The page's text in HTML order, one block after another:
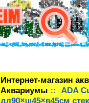
Интернет-магазин
Аквариумы :: ADA
дл90×ш45×в45см